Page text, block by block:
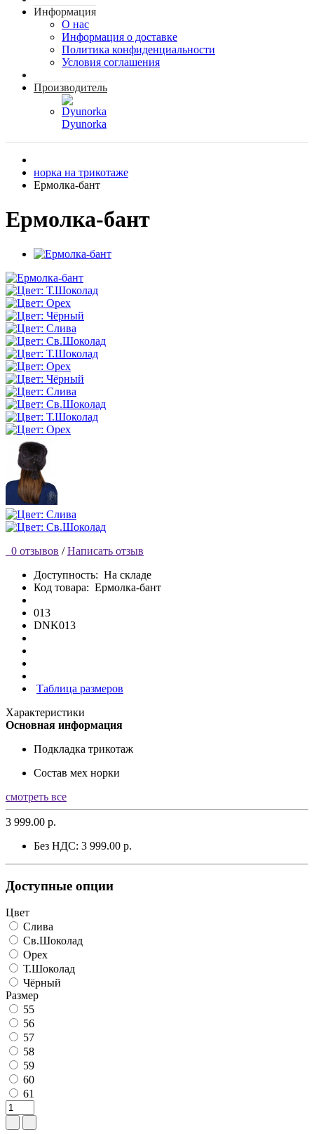
Информация
О нас
Информация о доставке
Политика конфиденциальности
Условия соглашения
Производитель
Dyunorka
норка на трикотаже
Ермолка-бант
Ермолка-бант
0 отзывов / Написать отзыв
Доступность: На складе
Код товара: Ермолка-бант
013
DNK013
Таблица размеров
Характеристики
Основная информация
Подкладка трикотаж
Состав мех норки
смотреть все
3 999.00 р.
Без НДС: 3 999.00 р.
Доступные опции
Цвет
Слива
Св.Шоколад
Орех
Т.Шоколад
Чёрный
Размер
55
56
57
58
59
60
61